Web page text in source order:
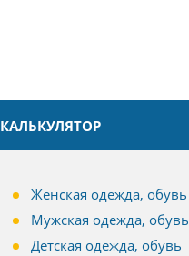
КАЛЬКУЛЯТОР
Женская одежда, обувь
Мужская одежда, обувь
Детская одежда, обувь